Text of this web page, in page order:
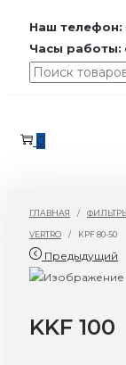
Наш телефон:
Часы работы:
Поиск:>
к
к
0
ГЛАВНАЯ /
VERTRO / KPF 80-50
Предыдущий
KKF 100